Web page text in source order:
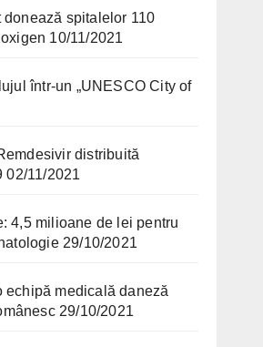
spitalelor 110
10/11/2021
într-un „UNESCO City of
distribuită
02/11/2021
4,5 milioane de lei pentru
29/10/2021
echipă medicală daneză
29/10/2021